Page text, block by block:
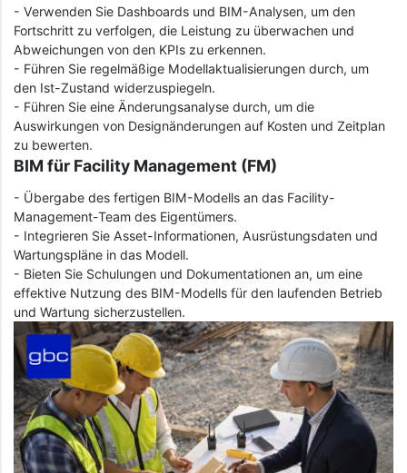
- Verwenden Sie Dashboards und BIM-Analysen, um den
Fortschritt zu verfolgen, die Leistung zu überwachen und
Abweichungen von den KPIs zu erkennen.
- Führen Sie regelmäßige Modellaktualisierungen durch, um
den Ist-Zustand widerzuspiegeln.
- Führen Sie eine Änderungsanalyse durch, um die
Auswirkungen von Designänderungen auf Kosten und Zeitplan
zu bewerten.
BIM für Facility Management (FM)
- Übergabe des fertigen BIM-Modells an das Facility-
Management-Team des Eigentümers.
- Integrieren Sie Asset-Informationen, Ausrüstungsdaten und
Wartungspläne in das Modell.
- Bieten Sie Schulungen und Dokumentationen an, um eine
effektive Nutzung des BIM-Modells für den laufenden Betrieb
und Wartung sicherzustellen.